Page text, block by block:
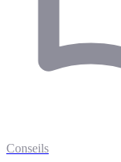
Conseils